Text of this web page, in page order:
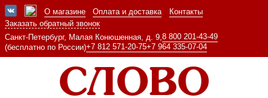
О магазине Оплата и доставка
Контакты
Заказать обратный звонок
Санкт-Петербург, Малая Конюшенная, д. 9, 8 800 201-43-49
(бесплатно по России)+7 812 571-20-75+7 964 335-07-04